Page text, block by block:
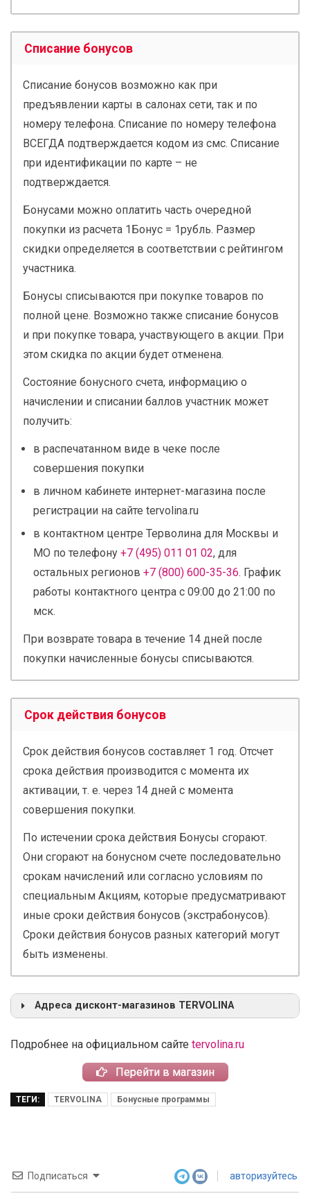
Списание бонусов
Списание бонусов возможно как при
предъявлении карты в салонах сети, так и по
номеру телефона. Списание по номеру телефона
ВСЕГДА подтверждается кодом из смс. Списание
при идентификации по карте – не
подтверждается.
Бонусами можно оплатить часть очередной
покупки из расчета 1Бонус = 1рубль. Размер
скидки определяется в соответствии с рейтингом
участника.
Бонусы списываются при покупке товаров по
полной цене. Возможно также списание бонусов
и при покупке товара, участвующего в акции. При
этом скидка по акции будет отменена.
Состояние бонусного счета, информацию о
начислении и списании баллов участник может
получить:
в распечатанном виде в чеке после
совершения покупки
в личном кабинете интернет-магазина после
регистрации на сайте tervolina.ru
в контактном центре Терволина для Москвы и
МО по телефону +7 (495) 011 01 02, для
остальных регионов +7 (800) 600-35-36. График
работы контактного центра с 09:00 до 21:00 по
мск.
При возврате товара в течение 14 дней после
покупки начисленные бонусы списываются.
Срок действия бонусов
Срок действия бонусов составляет 1 год. Отсчет
срока действия производится с момента их
активации, т. е. через 14 дней с момента
совершения покупки.
По истечении срока действия Бонусы сгорают.
Они сгорают на бонусном счете последовательно
срокам начислений или согласно условиям по
специальным Акциям, которые предусматривают
иные сроки действия бонусов (экстрабонусов).
Сроки действия бонусов разных категорий могут
быть изменены.
Адреса дисконт-магазинов TERVOLINA
Подробнее на официальном сайте tervolina.ru
Перейти в магазин
ТЕГИ: TERVOLINA Бонусные программы
Подписаться авторизуйтесь